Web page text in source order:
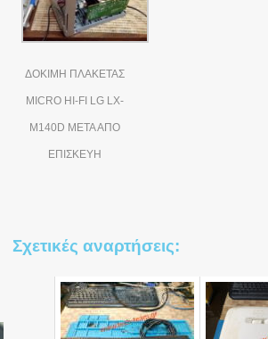
ΔΟΚΙΜΗ ΠΛΑΚΕΤΑΣ
MICRO HI-FI LG LX-
M140D ΜΕΤΑ ΑΠΟ
ΕΠΙΣΚΕΥΗ
Σχετικές αναρτήσεις: